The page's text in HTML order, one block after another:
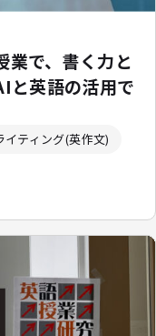
業で、書く力と
と英語の活用で
イティング(英作文)